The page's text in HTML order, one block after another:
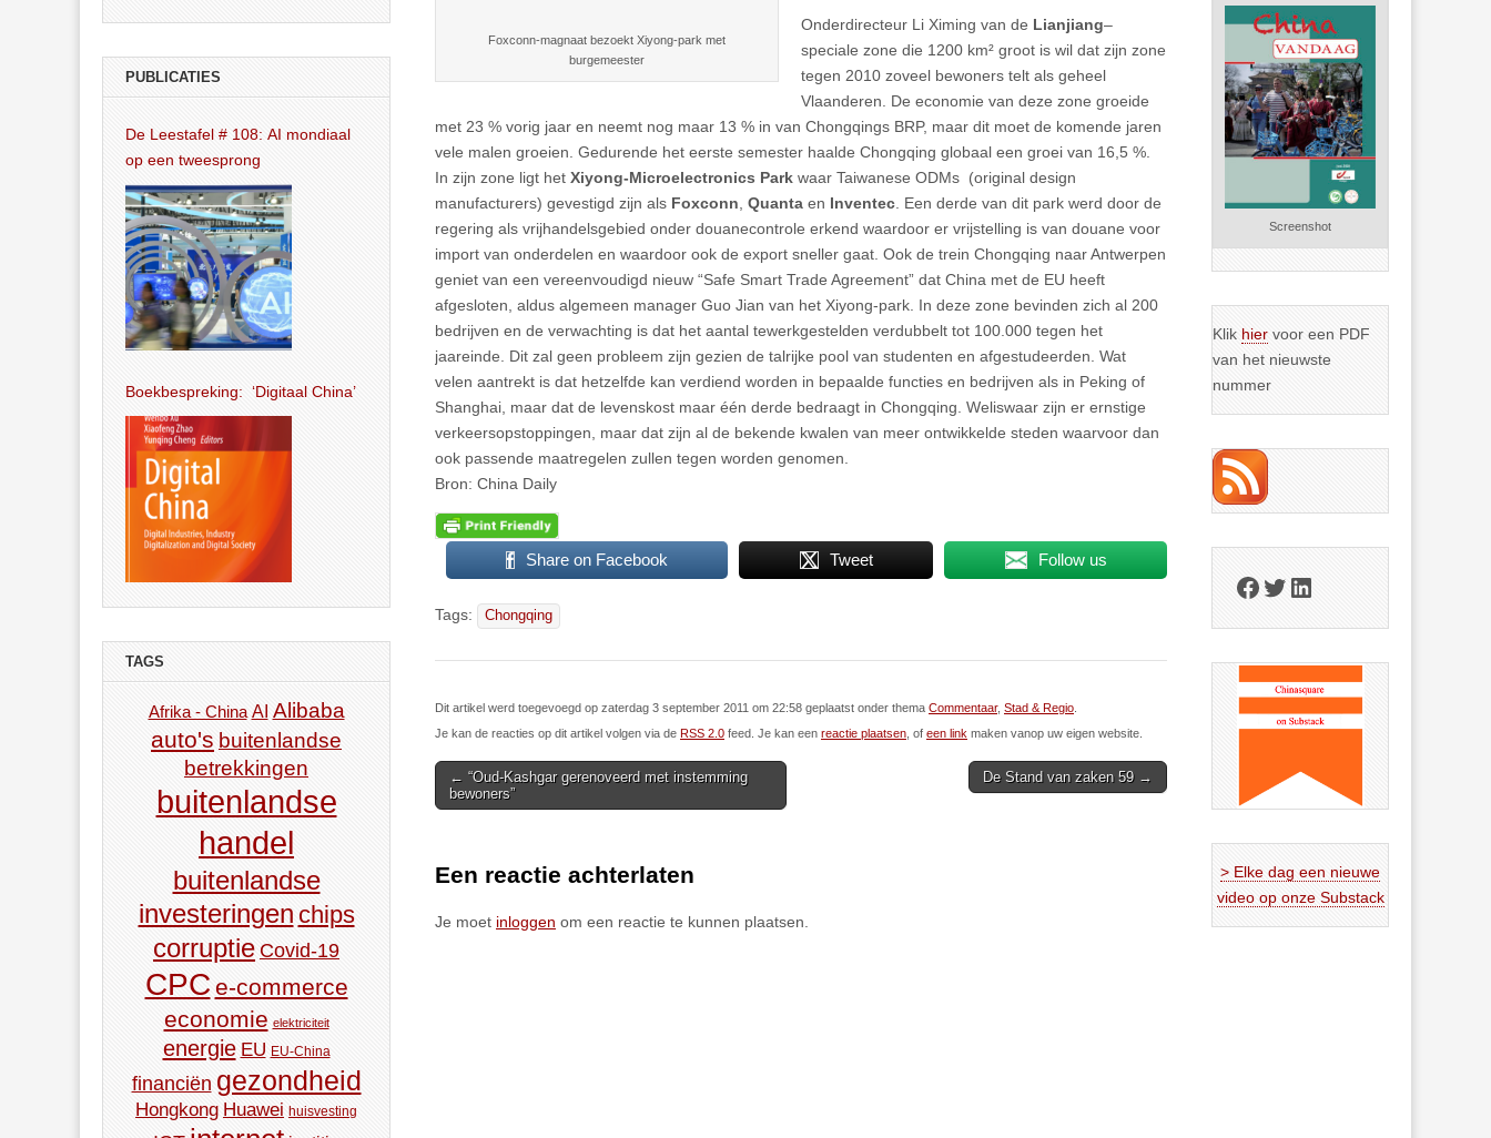
Foxconn-magnaat bezoekt Xiyong-park met
burgemeester
Onderdirecteur Li Ximing van de Lianjiang–
speciale zone die 1200 km² groot is wil dat zijn zone
tegen 2010 zoveel bewoners telt als geheel
Vlaanderen. De economie van deze zone groeide
met 23 % vorig jaar en neemt nog maar 13 % in van Chongqings BRP, maar dit moet de komende jaren
vele malen groeien. Gedurende het eerste semester haalde Chongqing globaal een groei van 16,5 %.
In zijn zone ligt het Xiyong-Microelectronics Park waar Taiwanese ODMs (original design
manufacturers) gevestigd zijn als Foxconn Quanta en Inventec . Een derde van dit park werd door de
regering als vrijhandelsgebied onder douanecontrole erkend waardoor er vrijstelling is van douane voor
import van onderdelen en waardoor ook de export sneller gaat. Ook de trein Chongqing naar Antwerpen
geniet van een vereenvoudigd nieuw “Safe Smart Trade Agreement” dat China met de EU heeft
afgesloten, aldus algemeen manager Guo Jian van het Xiyong-park. In deze zone bevinden zich al 200
bedrijven en de verwachting is dat het aantal tewerkgestelden verdubbelt tot 100.000 tegen het
jaareinde. Dit zal geen probleem zijn gezien de talrijke pool van studenten en afgestudeerden. Wat
velen aantrekt is dat hetzelfde kan verdiend worden in bepaalde functies en bedrijven als in Peking of
Shanghai, maar dat de levenskost maar één derde bedraagt in Chongqing. Weliswaar zijn er ernstige
verkeersopstoppingen, maar dat zijn al de bekende kwalen van meer ontwikkelde steden waarvoor dan
ook passende maatregelen zullen tegen worden genomen.
Bron: China Daily
Share on Facebook Tweet Follow us
Tags: Chongqing
Dit artikel werd toegevoegd op zaterdag 3 september 2011 om 22:58 geplaatst onder thema Commentaar, Stad & Regio
Je kan de reacties op dit artikel volgen via de RSS 2.0 feed. Je kan een reactie plaatsen , of een link maken vanop uw eigen website.
Post
navigation
← “Oud-Kashgar gerenoveerd met instemming
bewoners”
De Stand van zaken 59 →
Een reactie achterlaten
Je moet inloggen om een reactie te kunnen plaatsen.
PUBLICATIES
De Leestafel # 108: AI mondiaal
op een tweesprong
Boekbespreking: ‘Digitaal China’
TAGS
Afrika - China AI Alibaba
auto's buitenlandse
betrekkingen
buitenlandse
handel
buitenlandse
investeringen chips
corruptie Covid-19
CPC e-commerce
economie elektriciteit
energie EU EU-China
financiën gezondheid
Hongkong Huawei huisvesting
Screenshot
Klik hier voor een PDF
van het nieuwste
nummer
Facebook
Twitter
LinkedIn
> Elke dag een nieuwe
video op onze Substack